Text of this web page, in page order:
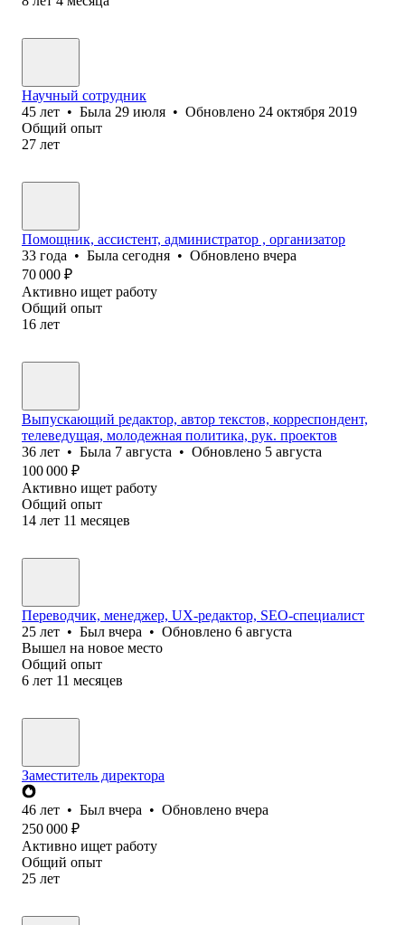
Научный сотрудник
45 лет • Была 29 июля • Обновлено 24 октября 2019
Общий опыт
27 лет
Помощник, ассистент, администратор , организатор
33 года • Была сегодня • Обновлено вчера
70 000 ₽
Активно ищет работу
Общий опыт
16 лет
Выпускающий редактор, автор текстов, корреспондент,
телеведущая, молодежная политика, рук. проектов
36 лет • Была 7 августа • Обновлено 5 августа
100 000 ₽
Активно ищет работу
Общий опыт
14 лет 11 месяцев
Переводчик, менеджер, UX-редактор, SEO-специалист
25 лет • Был вчера • Обновлено 6 августа
Вышел на новое место
Общий опыт
6 лет 11 месяцев
Заместитель директора
46 лет • Был вчера • Обновлено вчера
250 000 ₽
Активно ищет работу
Общий опыт
25 лет